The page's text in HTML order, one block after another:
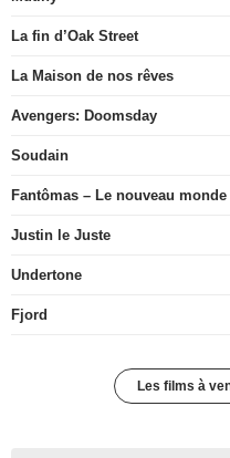
La fin d’Oak Street
La Maison de nos rêves
Avengers: Doomsday
Soudain
Fantômas – Le nouveau monde
Justin le Juste
Undertone
Fjord
Les films à